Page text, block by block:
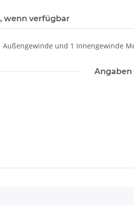
wenn verfügbar
und 1 Innengewinde